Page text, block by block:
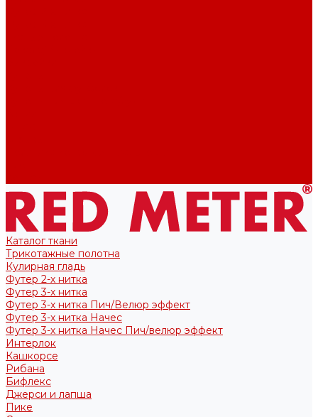
Каталог ткани
Трикотажные полотна
Кулирная гладь
Футер 2-х нитка
Футер 3-х нитка
Футер 3-х нитка Пич/Велюр эффект
Футер 3-х нитка Начес
Футер 3-х нитка Начес Пич/велюр эффект
Интерлок
Кашкорсе
Рибана
Бифлекс
Джерси и лапша
Пике